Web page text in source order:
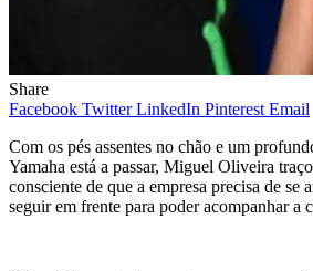
Share
Facebook Twitter LinkedIn Pinterest Email
Com os pés assentes no chão e um
Yamaha está a passar, Miguel Oliveira
consciente de que a empresa precisa de se
seguir em frente para poder acompanhar a